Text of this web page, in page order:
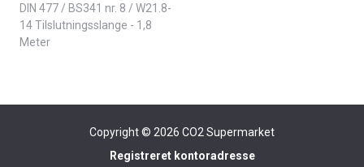
DIN 477 / BS341 nr. 8 / W21.8-
14 Tilslutningsslange - 1,8
Meter
Copyright © 2026 CO2 Supermarket
Registreret kontoradresse